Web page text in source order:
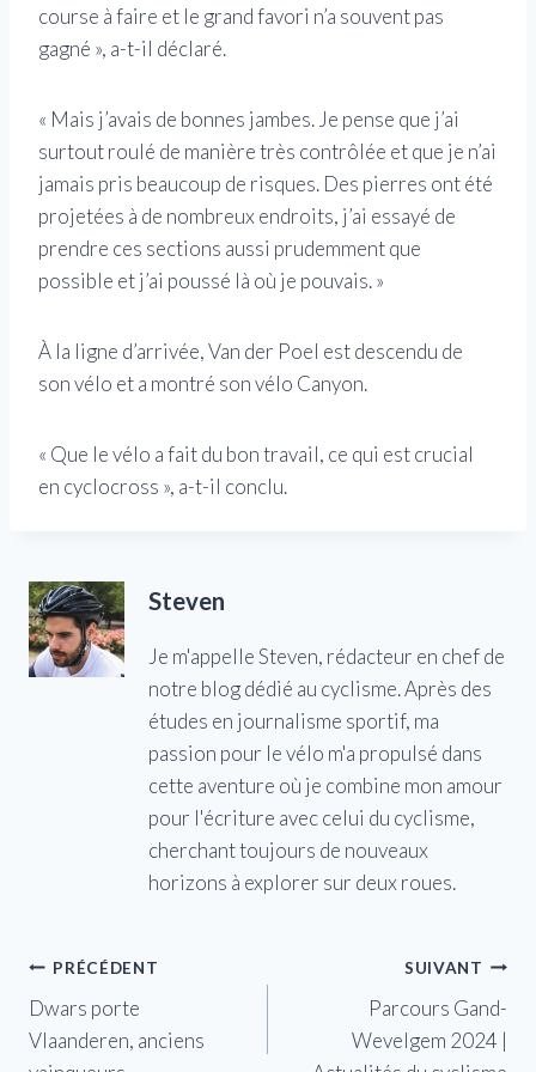
course à faire et le grand favori n’a souvent pas
gagné », a-t-il déclaré.
« Mais j’avais de bonnes jambes. Je pense que j’ai
surtout roulé de manière très contrôlée et que je n’ai
jamais pris beaucoup de risques. Des pierres ont été
projetées à de nombreux endroits, j’ai essayé de
prendre ces sections aussi prudemment que
possible et j’ai poussé là où je pouvais. »
À la ligne d’arrivée, Van der Poel est descendu de
son vélo et a montré son vélo Canyon.
« Que le vélo a fait du bon travail, ce qui est crucial
en cyclocross », a-t-il conclu.
Steven
Je m'appelle Steven, rédacteur en chef de
notre blog dédié au cyclisme. Après des
études en journalisme sportif, ma
passion pour le vélo m'a propulsé dans
cette aventure où je combine mon amour
pour l'écriture avec celui du cyclisme,
cherchant toujours de nouveaux
horizons à explorer sur deux roues.
Navigation
de
PRÉCÉDENT
Dwars porte
Vlaanderen, anciens
SUIVANT
Parcours Gand-
Wevelgem 2024 |